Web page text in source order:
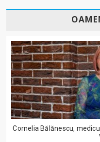
Cornelia Bălănescu,